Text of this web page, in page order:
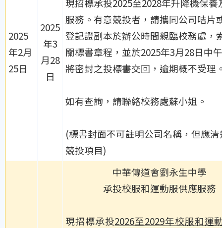
2025
年2月
25日
2025
年3
月28
日
現招標承投2025至2028年升降機保養
服務。有意競投者，請攜同公司咭片
登記證副本於辦公時間親臨校務處，
關標書章程，並於2025年3月28日中
將密封之投標書交回，逾期概不受理
如有查詢，請聯絡校務處蘇小姐。
(標書封面不可註明公司名稱，但應
競投項目)
中華傳道會劉永生中學
承投校服和運動服供應服務
現招標承投2026至2029年校服和運